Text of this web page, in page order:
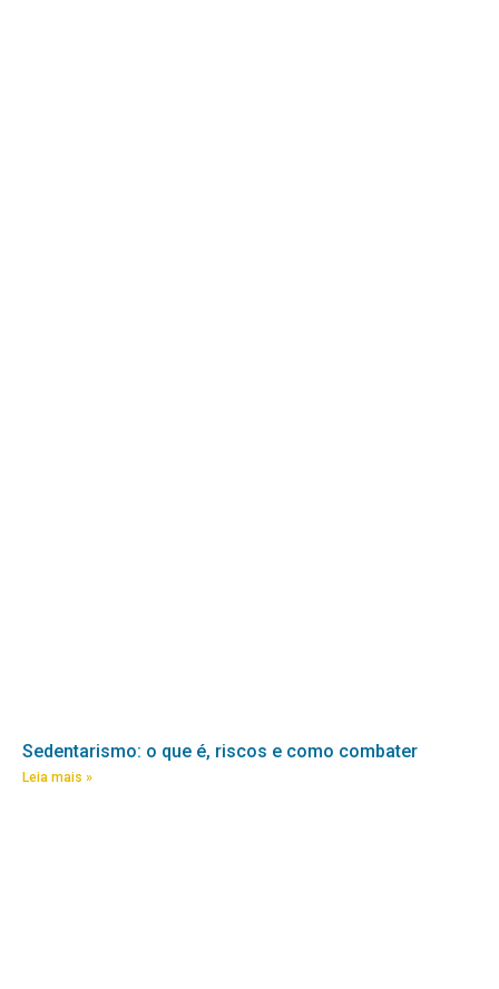
Sedentarismo: o que é, riscos e como combater
Leia mais »